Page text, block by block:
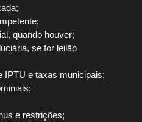
quando houver;
se for leilão
IPTU e taxas municipais;
e restrições;